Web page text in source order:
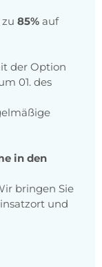
zu 85% auf
der Option
01. des
in den
bringen Sie
und